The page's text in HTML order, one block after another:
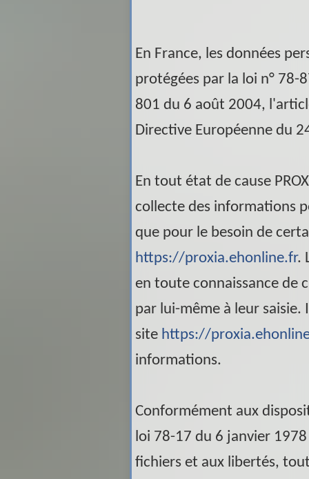
En France, les données
protégées par la loi n° 78-
801 du 6 août 2004,
Directive Européenne du
En tout état de cause
collecte des informations
que pour le besoin de
https://proxia.ehonline.fr.
en toute connaissance de
par lui-même à leur
site https://
informations.
Conformément aux
loi 78-17 du 6 janvier
fichiers et aux libertés,